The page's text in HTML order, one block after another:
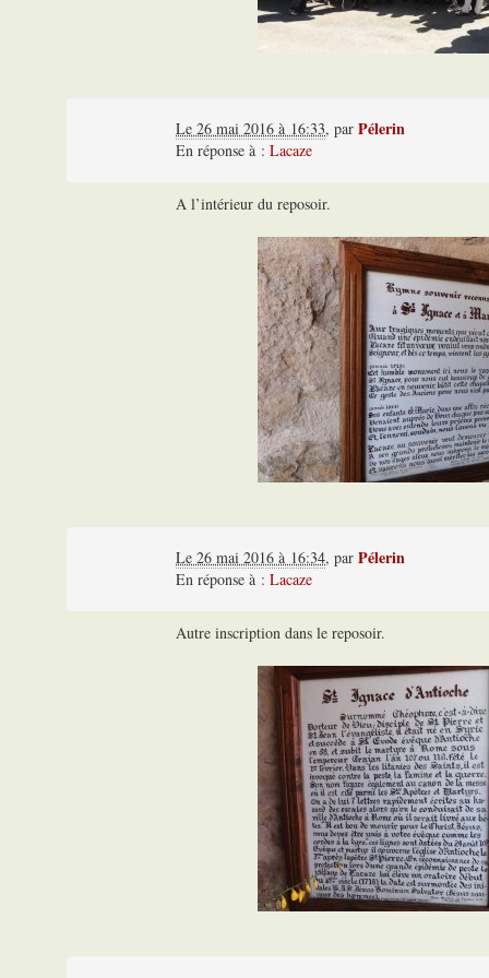
Le 26 mai 2016 à 16:33, par Pélerin
En réponse à : Lacaze
A l’intérieur du reposoir.
Le 26 mai 2016 à 16:34, par Pélerin
En réponse à : Lacaze
Autre inscription dans le reposoir.